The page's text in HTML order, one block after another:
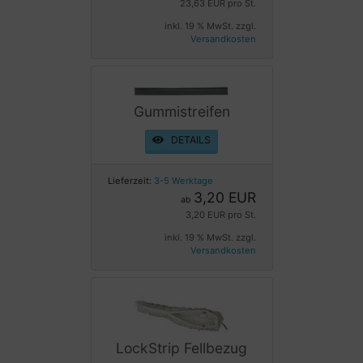
23,63 EUR pro St.
inkl. 19 % MwSt. zzgl.
Versandkosten
Gummistreifen
DETAILS
Lieferzeit: 3-5 Werktage
ab 3,20 EUR
3,20 EUR pro St.
inkl. 19 % MwSt. zzgl.
Versandkosten
LockStrip Fellbezug